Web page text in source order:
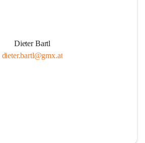
Dieter Bartl
dieter.bartl@gmx.at